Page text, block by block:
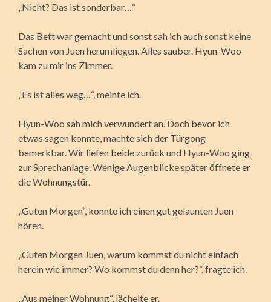
„Nicht? Das ist sonderbar…“
Das Bett war gemacht und sonst sah ich auch sonst keine
Sachen von Juen herumliegen. Alles sauber. Hyun-Woo
kam zu mir ins Zimmer.
„Es ist alles weg…“, meinte ich.
Hyun-Woo sah mich verwundert an. Doch bevor ich
etwas sagen konnte, machte sich der Türgong
bemerkbar. Wir liefen beide zurück und Hyun-Woo ging
zur Sprechanlage. Wenige Augenblicke später öffnete er
die Wohnungstür.
„Guten Morgen“, konnte ich einen gut gelaunten Juen
hören.
„Guten Morgen Juen, warum kommst du nicht einfach
herein wie immer? Wo kommst du denn her?“, fragte ich.
„Aus meiner Wohnung“, lächelte er.